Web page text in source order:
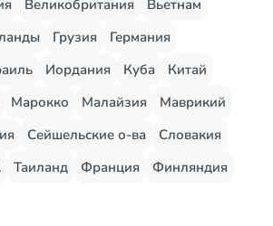
Великобритания
Вьетнам
Грузия
Германия
Иордания Куба
Китай
Марокко Малайзия
Маврикий
Сейшельские о-ва
Словакия
Таиланд Франция
Финляндия